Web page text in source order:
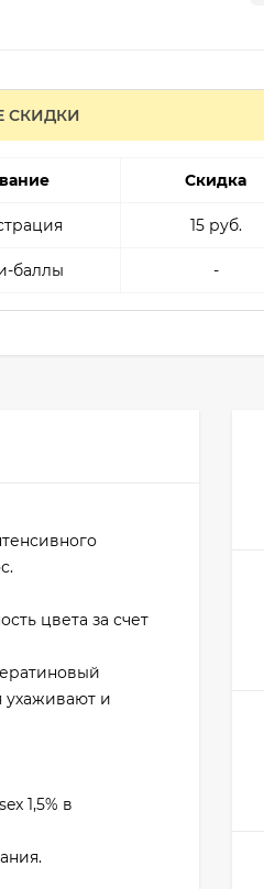
СКИДКИ
Скидка
15 руб.
баллы -
цвета за счет
ухаживают и
1,5% в